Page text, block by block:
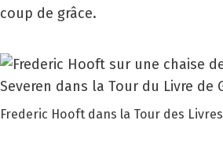
coup de grâce.
Frederic Hooft dans la Tour des Livres